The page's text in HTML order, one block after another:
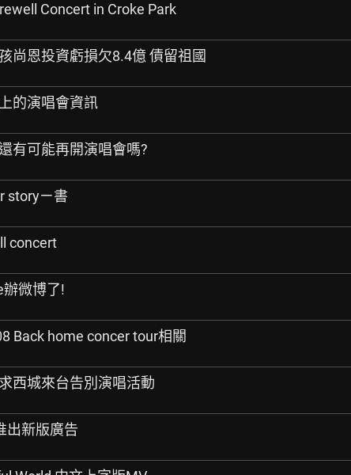
Concert in Croke Park
尚恩投資虧損欠8.4億 債留祖國
的演唱會資訊
有可能再開演唱會嗎?
storyㄧ書
concert
辦微博了!
Back home concer tour相關
西城來台告別演唱活動
出新版廣告